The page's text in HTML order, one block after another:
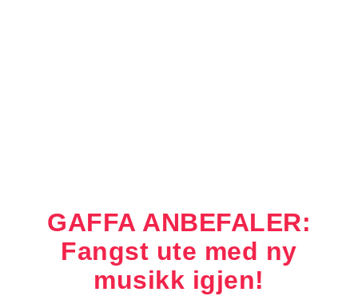
GAFFA ANBEFALER:
Fangst ute med ny
musikk igjen!